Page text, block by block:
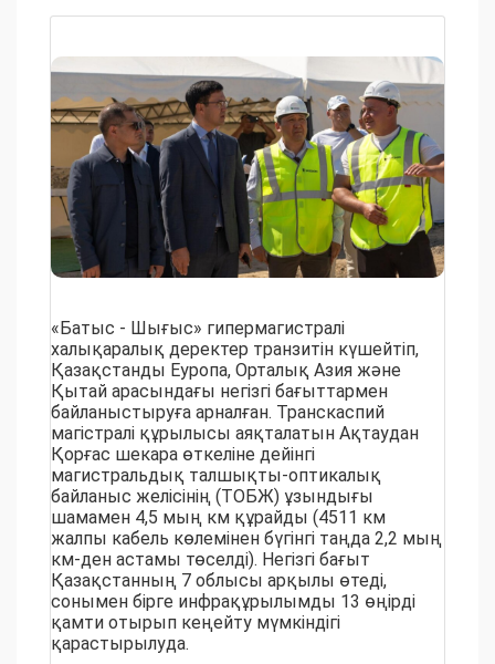
«Батыс - Шығыс» гипермагистралі
халықаралық деректер транзитін күшейтіп,
Қазақстанды Еуропа, Орталық Азия және
Қытай арасындағы негізгі бағыттармен
байланыстыруға арналған. Транскаспий
магістралі құрылысы аяқталатын Ақтаудан
Қорғас шекара өткеліне дейінгі
магистральдық талшықты-оптикалық
байланыс желісінің (ТОБЖ) ұзындығы
шамамен 4,5 мың км құрайды (4511 км
жалпы кабель көлемінен бүгінгі таңда 2,2 мың
км-ден астамы төселді). Негізгі бағыт
Қазақстанның 7 облысы арқылы өтеді,
сонымен бірге инфрақұрылымды 13 өңірді
қамти отырып кеңейту мүмкіндігі
қарастырылуда.